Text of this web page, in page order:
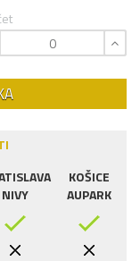
NIVY
KOŠICE
AUPARK